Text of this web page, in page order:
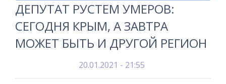
ДЕПУТАТ РУСТЕМ УМЕРОВ:
СЕГОДНЯ КРЫМ, А ЗАВТРА
МОЖЕТ БЫТЬ И ДРУГОЙ РЕГИОН
20.01.2021 - 21:55